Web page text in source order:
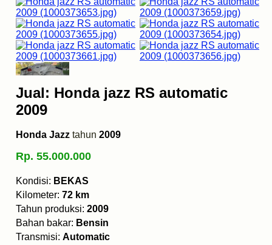
Jual: Honda jazz RS automatic
2009
Honda Jazz tahun 2009
Rp. 55.000.000
Kondisi: BEKAS
Kilometer: 72 km
Tahun produksi: 2009
Bahan bakar: Bensin
Transmisi: Automatic